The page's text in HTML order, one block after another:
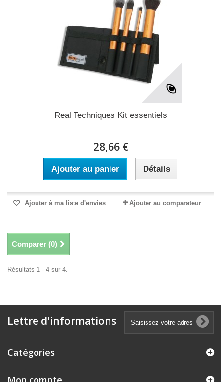
Real Techniques Kit essentiels
28,66 €
Ajouter au panier Détails
Ajouter à ma liste d'envies Ajouter au comparateur
Comparer (0)
Résultats 1 - 4 sur 4.
Lettre d'informations
Catégories
Mon compte